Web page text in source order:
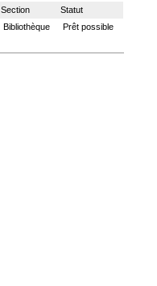
Section
Statut
Bibliothèque Prêt possible